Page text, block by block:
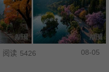
阅读 5426 08-05